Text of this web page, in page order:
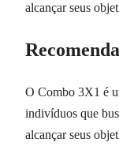
alcançar seus
O Combo 3X1 é
indivíduos que
alcançar seus